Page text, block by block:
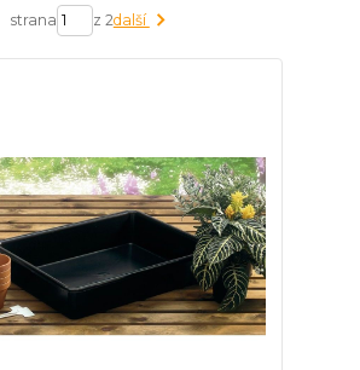
strana z 2další